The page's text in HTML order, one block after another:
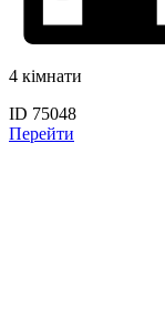
4 кімнати
ID 75048
Перейти